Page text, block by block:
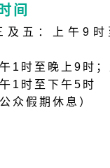
间
及五：上午9时
1时至晚上9时；
1时至下午5时
众假期休息）